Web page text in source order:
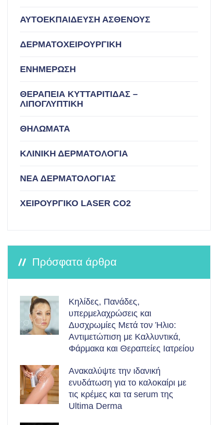
ΑΥΤΟΕΚΠΑΙΔΕΥΣΗ ΑΣΘΕΝΟΥΣ
ΔΕΡΜΑΤΟΧΕΙΡΟΥΡΓΙΚΗ
ΕΝΗΜΕΡΩΣΗ
ΘΕΡΑΠΕΙΑ ΚΥΤΤΑΡΙΤΙΔΑΣ –
ΛΙΠΟΓΛΥΠΤΙΚΗ
ΘΗΛΩΜΑΤΑ
ΚΛΙΝΙΚΗ ΔΕΡΜΑΤΟΛΟΓΙΑ
ΝΕΑ ΔΕΡΜΑΤΟΛΟΓΙΑΣ
ΧΕΙΡΟΥΡΓΙΚΟ LASER CO2
Πρόσφατα άρθρα
Κηλίδες, Πανάδες,
υπερμελαχρώσεις και
Δυσχρωμίες Μετά τον Ήλιο:
Αντιμετώπιση με Καλλυντικά,
Φάρμακα και Θεραπείες Ιατρείου
Ανακαλύψτε την ιδανική
ενυδάτωση για το καλοκαίρι με
τις κρέμες και τα serum της
Ultima Derma